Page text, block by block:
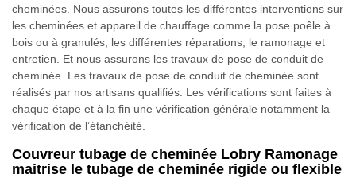
cheminées. Nous assurons toutes les différentes interventions sur
les cheminées et appareil de chauffage comme la pose poêle à
bois ou à granulés, les différentes réparations, le ramonage et
entretien. Et nous assurons les travaux de pose de conduit de
cheminée. Les travaux de pose de conduit de cheminée sont
réalisés par nos artisans qualifiés. Les vérifications sont faites à
chaque étape et à la fin une vérification générale notamment la
vérification de l’étanchéité.
Couvreur tubage de cheminée Lobry Ramonage
maitrise le tubage de cheminée rigide ou flexible